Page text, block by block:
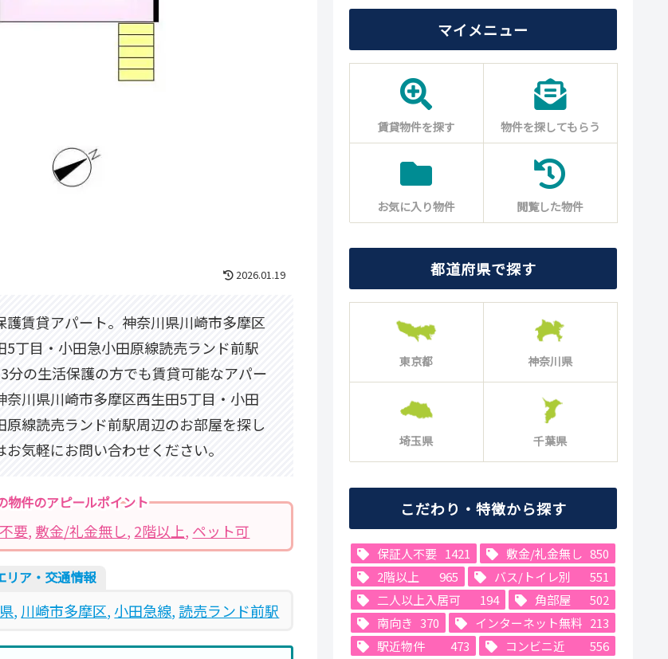
2026.01.19
護賃貸アパート。神奈川県川崎市多摩区
5丁目・小田急小田原線読売ランド前駅
分の生活保護の方でも賃貸可能なアパー
奈川県川崎市多摩区西生田5丁目・小田
原線読売ランド前駅周辺のお部屋を探し
お気軽にお問い合わせください。
物件のアピールポイント
要, 敷金/礼金無し, 2階以上, ペット可
リア・交通情報
, 川崎市多摩区, 小田急線, 読売ランド前駅
マイメニュー
賃貸物件を探す 物件を探してもらう
お気に入り物件 閲覧した物件
都道府県で探す
東京都 神奈川県
埼玉県 千葉県
こだわり・特徴から探す
保証人不要 1421 敷金/礼金無し 850
2階以上
965 バス/トイレ別
551
二人以上入居可
194 角部屋
502
南向き 370 インターネット無料 213
駅近物件
473 コンビニ近
556